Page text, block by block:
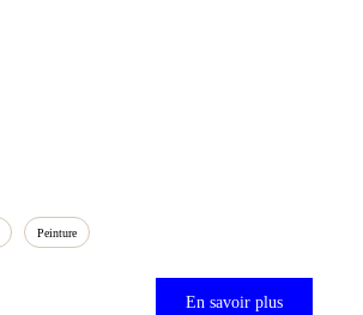
Peinture
En savoir plus